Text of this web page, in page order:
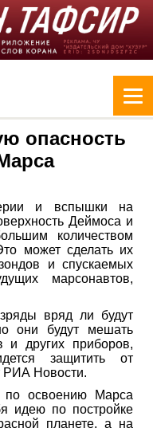
опасность
и вспышки на
Деймоса и
количеством
может сделать их
и спускаемых
марсонавтов,
вряд ли будут
они будут мешать
и других приборов,
защитить от
РИА Новости.
по освоению Марса
идею по постройке
планете, а на